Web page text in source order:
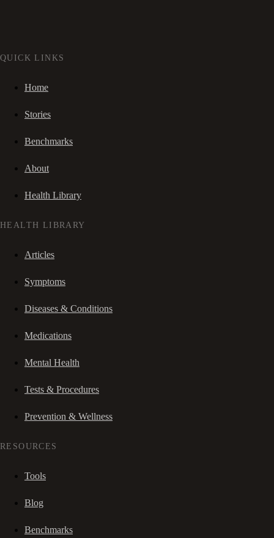
QUICK LINKS
Home
Stories
Benchmarks
About
Health Library
HEALTH LIBRARY
Articles
Symptoms
Diseases & Conditions
Medications
Mental Health
Tests & Procedures
Prevention & Wellness
RESOURCES
Tools
Blog
Benchmarks